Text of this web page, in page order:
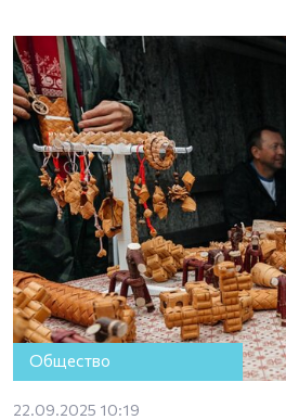
Общество
22.09.2025 10:19